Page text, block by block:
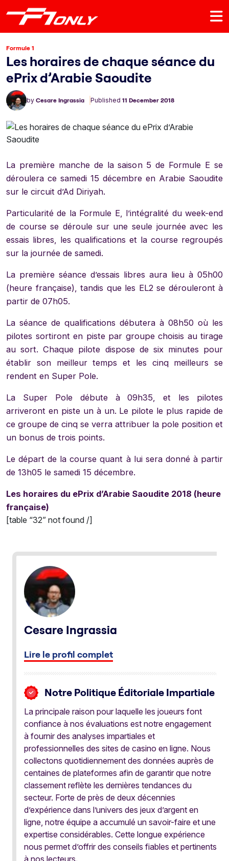
Formule 1
Les horaires de chaque séance du
ePrix d’Arabie Saoudite
by Cesare Ingrassia Published 11 December 2018
La première manche de la saison 5 de Formule E se
déroulera ce samedi 15 décembre en Arabie Saoudite
sur le circuit d’Ad Diriyah.
Particularité de la Formule E, l’intégralité du week-end
de course se déroule sur une seule journée avec les
essais libres, les qualifications et la course regroupés
sur la journée de samedi.
La première séance d’essais libres aura lieu à 05h00
(heure française), tandis que les EL2 se dérouleront à
partir de 07h05.
La séance de qualifications débutera à 08h50 où les
pilotes sortiront en piste par groupe choisis au tirage
au sort. Chaque pilote dispose de six minutes pour
établir son meilleur temps et les cinq meilleurs se
rendent en Super Pole.
La Super Pole débute à 09h35, et les pilotes
arriveront en piste un à un. Le pilote le plus rapide de
ce groupe de cinq se verra attribuer la pole position et
un bonus de trois points.
Le départ de la course quant à lui sera donné à partir
de 13h05 le samedi 15 décembre.
Les horaires du ePrix d’Arabie Saoudite 2018 (heure
française)
[table “32” not found /]
Cesare Ingrassia
Lire le profil complet
Notre Politique Éditoriale Impartiale
La principale raison pour laquelle les joueurs font
confiance à nos évaluations est notre engagement
à fournir des analyses impartiales et
professionnelles des sites de casino en ligne. Nous
collectons quotidiennement des données auprès de
centaines de plateformes afin de garantir que notre
classement reflète les dernières tendances du
secteur. Forte de près de deux décennies
d’expérience dans l’univers des jeux d’argent en
ligne, notre équipe a accumulé un savoir-faire et une
expertise considérables. Cette longue expérience
nous permet d’offrir des conseils fiables et pertinents